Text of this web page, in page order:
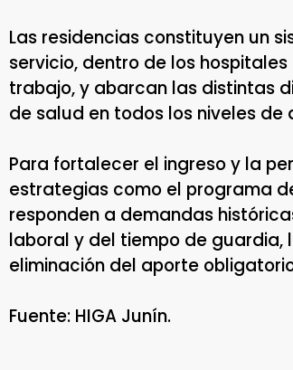
Las residencias constituyen un
servicio, dentro de los
trabajo, y abarcan las distintas
de salud en todos los niveles de
Para fortalecer el ingreso y la
estrategias como el programa
responden a demandas
laboral y del tiempo de guardia,
eliminación del aporte
Fuente: HIGA Junín.